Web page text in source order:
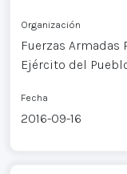
Organización
Fuerzas
Ejército del
Fecha
2016-09-16